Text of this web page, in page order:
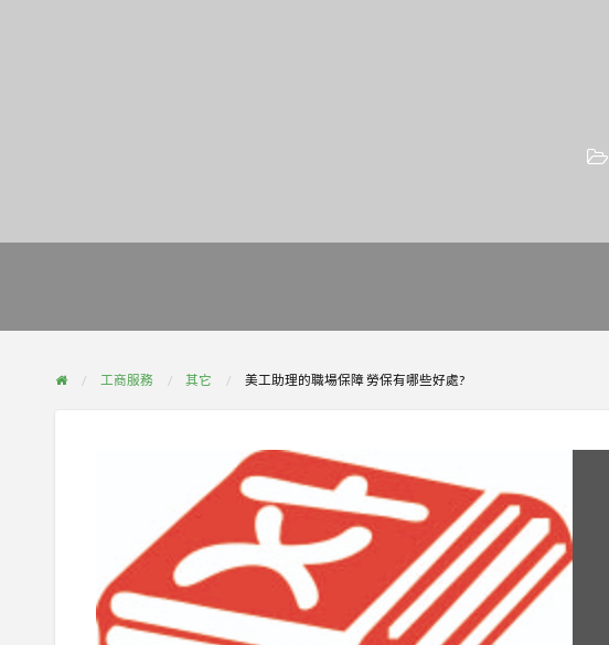
工商服務 其它 美工助理的職場保障 勞保有哪些好處?